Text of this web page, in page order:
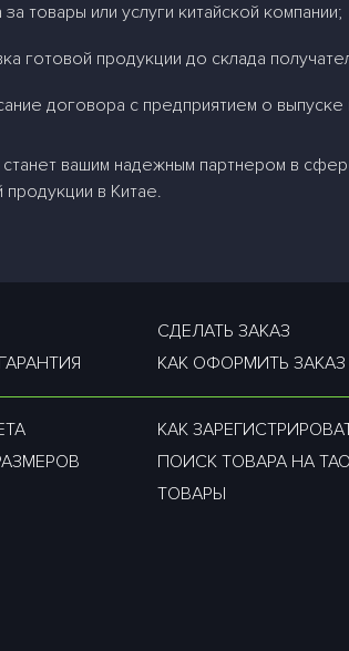
за товары или услуги китайской компании;
готовой продукции до склада
договора с предприятием о
вашим надежным партнером в
продукции в Китае.
СДЕЛАТЬ ЗАКАЗ
КАК ОФОРМИТЬ ЗАКАЗ
КАК
ПОИСК ТОВАРА НА
ТОВАРЫ